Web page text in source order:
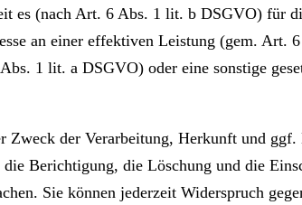
es (nach Art. 6 Abs. 1 lit. b DSGVO) für
an einer effektiven Leistung (gem. Art.
1 lit. a DSGVO) oder eine sonstige
Zweck der Verarbeitung, Herkunft und
Berichtigung, die Löschung und die
Sie können jederzeit Widerspruch